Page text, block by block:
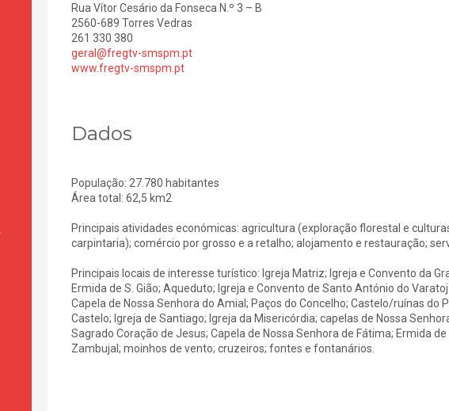
Rua Vítor Cesário da Fonseca N.º 3 – B
2560-689 Torres Vedras
261 330 380
geral@fregtv-smspm.pt
www.fregtv-smspm.pt
Dados
População: 27.780 habitantes
Área total: 62,5 km2
Principais atividades económicas: agricultura (exploração florestal e
carpintaria); comércio por grosso e a retalho; alojamento e restauração;
Principais locais de interesse turístico: Igreja Matriz; Igreja e Convento da
Ermida de S. Gião; Aqueduto; Igreja e Convento de Santo António do
Capela de Nossa Senhora do Amial; Paços do Concelho; Castelo/ruínas do
Castelo; Igreja de Santiago; Igreja da Misericórdia; capelas de Nossa
Sagrado Coração de Jesus; Capela de Nossa Senhora de Fátima; Ermida
Zambujal; moinhos de vento; cruzeiros; fontes e fontanários.